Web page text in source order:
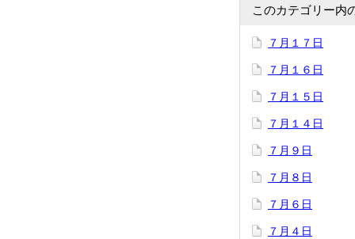
このカテゴリー内
７月１７日
７月１６日
７月１５日
７月１４日
７月９日
７月８日
７月６日
７月４日